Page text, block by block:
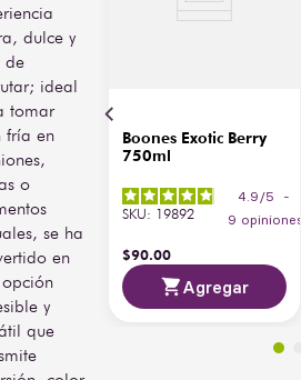
dulce y
de
ideal
tomar
fría en
o
se ha
en
y
que
Boones Exotic Berry
750ml
4.9 /5
-
9 opiniones
SKU: 19892
$90.00
Agregar